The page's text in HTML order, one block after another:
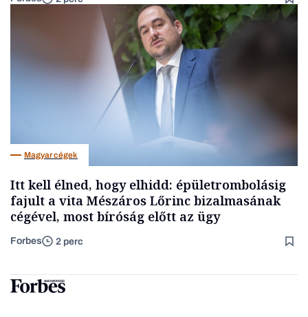
Magyar cégek
Itt kell élned, hogy elhidd: épületrombolásig
fajult a vita Mészáros Lőrinc bizalmasának
cégével, most bíróság előtt az ügy
Forbes 2 perc